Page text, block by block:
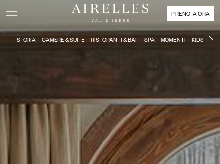
Attivare la modalità ad alto contrasto
PRENOTA ORA
STORIA CAMERE & SUITE RISTORANTI & BAR SPA MOMENTI KIDS CLUB